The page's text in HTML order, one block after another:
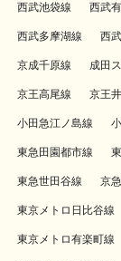
西武池袋線 西武
西武多摩湖線 西
京成千原線 成田
京王高尾線 京王
小田急江ノ島線
東急田園都市線
東急世田谷線 京
東京メトロ日比谷線
東京メトロ有楽町線